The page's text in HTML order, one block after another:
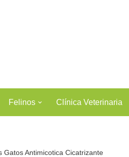
Felinos Clínica Veterinaria
Antimicotica Cicatrizante